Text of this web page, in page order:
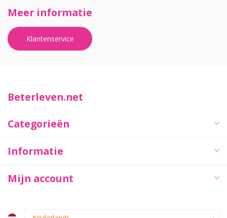
Meer informatie
Klantenservice
Beterleven.net
Categorieën
Informatie
Mijn account